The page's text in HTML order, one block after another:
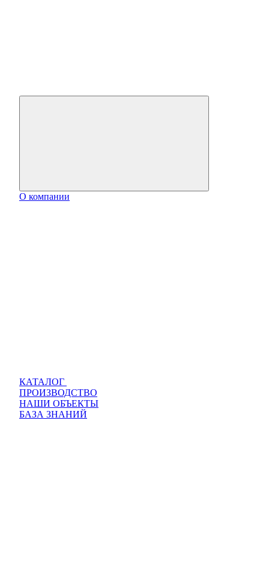
О компании
КАТАЛОГ
ПРОИЗВОДСТВО
НАШИ ОБЪЕКТЫ
БАЗА ЗНАНИЙ